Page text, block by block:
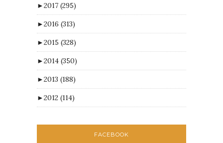
►2017 (295)
►2016 (313)
►2015 (328)
►2014 (350)
►2013 (188)
►2012 (114)
FACEBOOK